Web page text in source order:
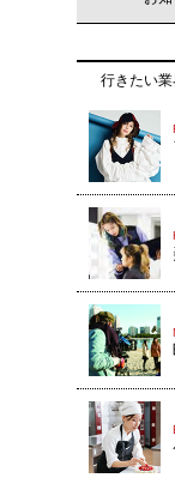
行きたい